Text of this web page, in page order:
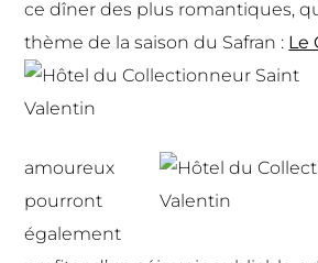
ce dîner des plus romantiques,
thème de la saison du Safran : Le
amoureux
pourront
également